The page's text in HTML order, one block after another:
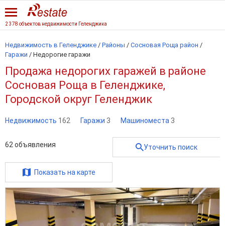
2 378 объектов недвижимости Геленджика
Недвижимость в Геленджике / Районы / Сосновая Роща район /
Гаражи / Недорогие гаражи
Продажа недорогих гаражей в районе
Сосновая Роща в Геленджике,
Городской округ Геленджик
Недвижимость 162 Гаражи 3 Машиноместа 3
62 объявления Уточнить поиск
Показать на карте